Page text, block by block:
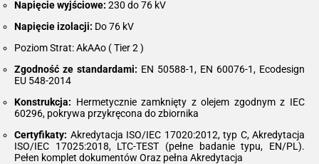
Napięcie wyjściowe: 230 do 76 kV
Napięcie izolacji: Do 76 kV
Poziom Strat: AkAAo ( Tier 2 )
Zgodność ze standardami: EN 50588-1, EN 60076-1, Ecodesign
EU 548-2014
Konstrukcja: Hermetycznie zamknięty z olejem zgodnym z IEC
60296, pokrywa przykręcona do zbiornika
Certyfikaty: Akredytacja ISO/IEC 17020:2012, typ C, Akredytacja
ISO/IEC 17025:2018, LTC-TEST (pełne badanie typu, EN/PL).
Pełen komplet dokumentów Oraz pełna Akredytacja